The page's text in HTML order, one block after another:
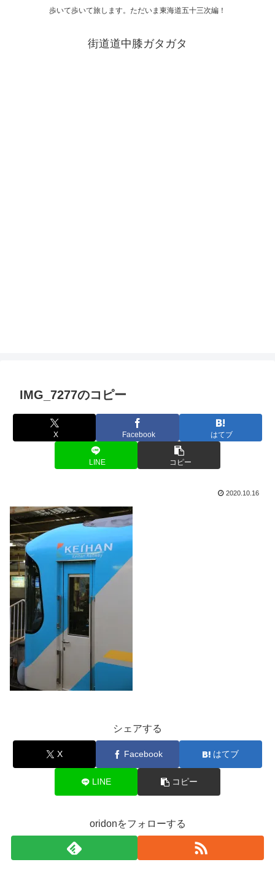
歩いて歩いて旅します。ただいま東海道五十三次編！
街道道中膝ガタガタ
IMG_7277のコピー
X Facebook はてブ
LINE コピー
2020.10.16
シェアする
X Facebook はてブ
LINE コピー
oridonをフォローする